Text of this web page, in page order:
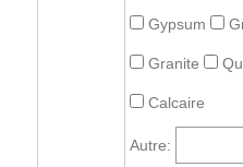
Gypsum
Granite
Calcaire
Autre: